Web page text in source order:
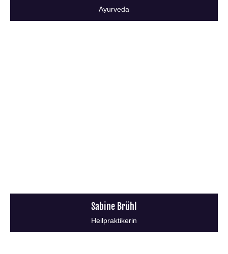
Ayurveda
Sabine Brühl
Heilpraktikerin